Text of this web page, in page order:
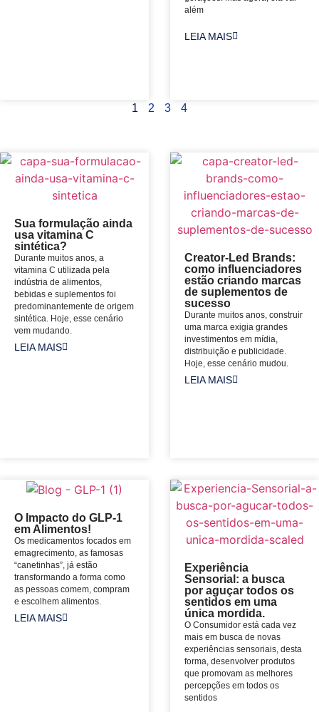
além
LEIA MAIS
1 2 3 4
Sua formulação ainda
usa vitamina C
sintética?
Durante muitos anos, a
vitamina C utilizada pela
indústria de alimentos,
bebidas e suplementos foi
predominantemente de origem
sintética. Hoje, esse cenário
vem mudando.
LEIA MAIS
Creator-Led Brands:
como influenciadores
estão criando marcas
de suplementos de
sucesso
Durante muitos anos, construir
uma marca exigia grandes
investimentos em mídia,
distribuição e publicidade.
Hoje, esse cenário mudou.
LEIA MAIS
O Impacto do GLP-1
em Alimentos!
Os medicamentos focados em
emagrecimento, as famosas
“canetinhas”, já estão
transformando a forma como
as pessoas comem, compram
e escolhem alimentos.
LEIA MAIS
Experiência
Sensorial: a busca
por aguçar todos os
sentidos em uma
única mordida.
O Consumidor está cada vez
mais em busca de novas
experiências sensoriais, desta
forma, desenvolver produtos
que promovam as melhores
percepções em todos os
sentidos